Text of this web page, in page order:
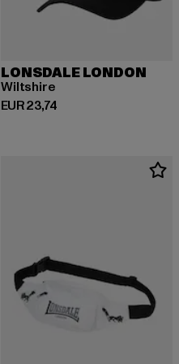
LONSDALE LONDON
Wiltshire
EUR 23,74
Huidige prijs: EUR 23,74